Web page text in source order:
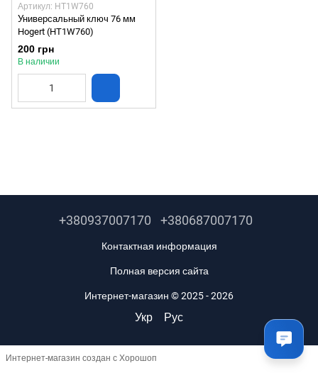
Артикул: HT1W760
Универсальный ключ 76 мм
Hogert (HT1W760)
200 грн
В наличии
+380937007170 +380687007170
Контактная информация
Полная версия сайта
Интернет-магазин © 2025 - 2026
Укр Рус
Интернет-магазин создан с Хорошоп